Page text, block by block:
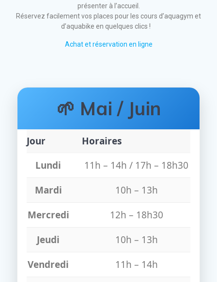
présenter à l’accueil.
Réservez facilement vos places pour les cours d’aquagym et
d’aquabike en quelques clics !
Achat et réservation en ligne
🌱 Mai / Juin
Jour
Horaires
Lundi
11h – 14h / 17h – 18h30
Mardi
10h – 13h
Mercredi
12h – 18h30
Jeudi
10h – 13h
Vendredi
11h – 14h